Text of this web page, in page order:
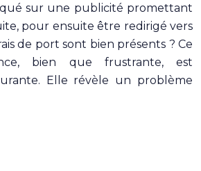
sur une publicité promettant
pour ensuite être redirigé vers
de port sont bien présents ? Ce
bien que frustrante, est
Elle révèle un problème